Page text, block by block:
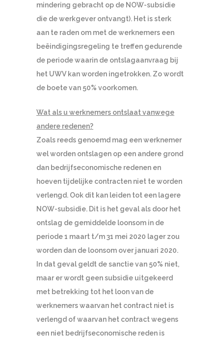
mindering gebracht op de NOW-subsidie
die de werkgever ontvangt). Het is sterk
aan te raden om met de werknemers een
beëindigingsregeling te treffen gedurende
de periode waarin de ontslagaanvraag bij
het UWV kan worden ingetrokken. Zo wordt
de boete van 50% voorkomen.
Wat als u werknemers ontslaat vanwege
andere redenen?
Zoals reeds genoemd mag een werknemer
wel worden ontslagen op een andere grond
dan bedrijfseconomische redenen en
hoeven tijdelijke contracten niet te worden
verlengd. Ook dit kan leiden tot een lagere
NOW-subsidie. Dit is het geval als door het
ontslag de gemiddelde loonsom in de
periode 1 maart t/m 31 mei 2020 lager zou
worden dan de loonsom over januari 2020.
In dat geval geldt de sanctie van 50% niet,
maar er wordt geen subsidie uitgekeerd
met betrekking tot het loon van de
werknemers waarvan het contract niet is
verlengd of waarvan het contract wegens
een niet bedrijfseconomische reden is